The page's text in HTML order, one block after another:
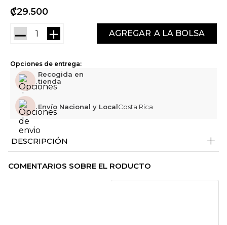
₡29 500
＋
－ AGREGAR
Opciones de entrega:
Recogida en
tienda
Envío Nacional y LocalCosta Rica
DESCRIPCIÓN +
COMENTARIOS SOBRE EL RODUCTO